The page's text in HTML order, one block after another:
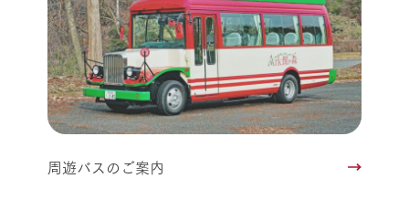
周遊バスのご案内